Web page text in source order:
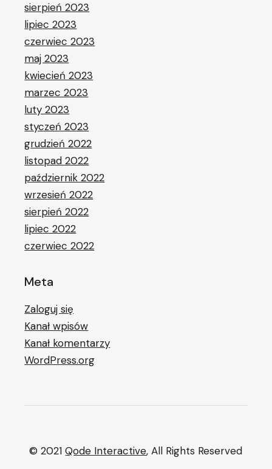
sierpień 2023
lipiec 2023
czerwiec 2023
maj 2023
kwiecień 2023
marzec 2023
luty 2023
styczeń 2023
grudzień 2022
listopad 2022
październik 2022
wrzesień 2022
sierpień 2022
lipiec 2022
czerwiec 2022
Meta
Zaloguj się
Kanał wpisów
Kanał komentarzy
WordPress.org
© 2021Qode Interactive, All Rights Reserved